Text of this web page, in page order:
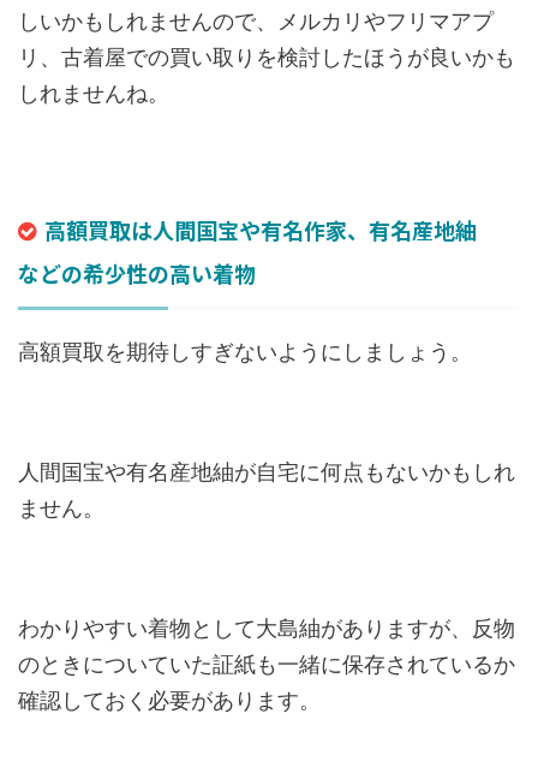
しいかもしれませんので、メルカリやフリマアプ
リ、古着屋での買い取りを検討したほうが良いかも
しれませんね。
高額買取は人間国宝や有名作家、有名産地紬
などの希少性の高い着物
高額買取を期待しすぎないようにしましょう。
人間国宝や有名産地紬が自宅に何点もないかもしれ
ません。
わかりやすい着物として大島紬がありますが、反物
のときについていた証紙も一緒に保存されているか
確認しておく必要があります。